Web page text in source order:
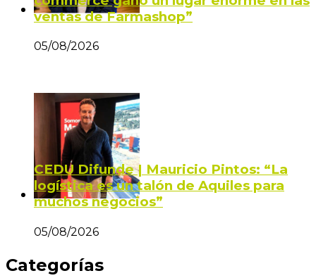
ventas de Farmashop”
05/08/2026
CEDU Difunde | Mauricio Pintos: “La
logística es un talón de Aquiles para
muchos negocios”
05/08/2026
Categorías